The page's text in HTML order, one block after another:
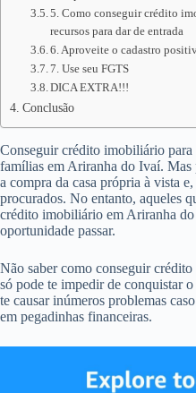
5. Como conseguir crédito
recursos para dar de entrada
6. Aproveite o cadastro
7. Use seu FGTS
DICA EXTRA!!!
Conclusão
Conseguir crédito imobiliário
famílias em Ariranha do Ivaí. Mas
a compra da casa própria à vista
procurados. No entanto, aqueles
crédito imobiliário em Ariranha
oportunidade passar.
Não saber como conseguir
só pode te impedir de conquistar
te causar inúmeros problemas
em pegadinhas financeiras.